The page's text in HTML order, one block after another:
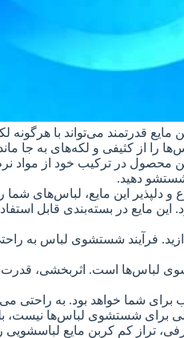
قدرتمند می‌تواند با
را از کثیفی و لکه‌های به
محصول در ترکیب خود از
شستشو دهید.
دلپذیر این مایع، لباس‌های
این مایع در بسته‌بندی قابل
فرآیند شستشوی لباس
لباس‌ها است. اثربخشی،
برای شما خواهد بود. به
برای شستشوی لباس‌ها
تراز کم کربن مایع